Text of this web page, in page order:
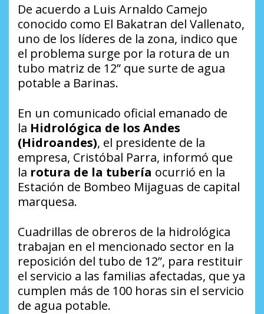
De acuerdo a Luis Arnaldo Camejo
conocido como El Bakatran del Vallenato,
uno de los líderes de la zona, indico que
el problema surge por la rotura de un
tubo matriz de 12” que surte de agua
potable a Barinas.
En un comunicado oficial emanado de
la Hidrológica de los Andes
(Hidroandes), el presidente de la
empresa, Cristóbal Parra, informó que
la rotura de la tubería ocurrió en la
Estación de Bombeo Mijaguas de capital
marquesa.
Cuadrillas de obreros de la hidrológica
trabajan en el mencionado sector en la
reposición del tubo de 12”, para restituir
el servicio a las familias afectadas, que ya
cumplen más de 100 horas sin el servicio
de agua potable.